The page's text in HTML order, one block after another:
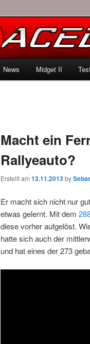
Raced.de
Zum Inhalt wechseln
Zum sekundären Inhalt
News Midget II
Macht ein
Rallyeauto?
Erstellt am 13.11.2013by
Er macht sich nicht nur
etwas gelernt. Mit dem
diese vorher aufgelöst.
hatte sich auch der
und hat eines der 273